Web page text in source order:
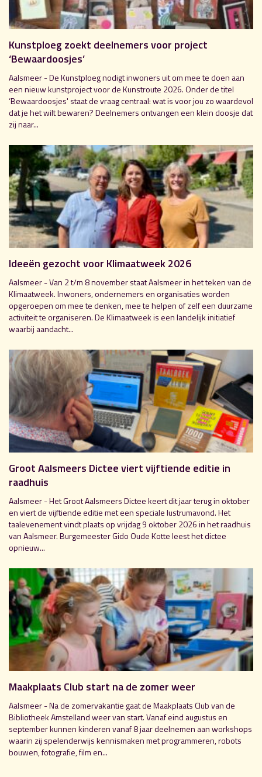
Kunstploeg zoekt deelnemers voor project
‘Bewaardoosjes’
Aalsmeer - De Kunstploeg nodigt inwoners uit om mee te doen aan
een nieuw kunstproject voor de Kunstroute 2026. Onder de titel
‘Bewaardoosjes' staat de vraag centraal: wat is voor jou zo waardevol
dat je het wilt bewaren? Deelnemers ontvangen een klein doosje dat
zij naar...
Ideeën gezocht voor Klimaatweek 2026
Aalsmeer - Van 2 t/m 8 november staat Aalsmeer in het teken van de
Klimaatweek. Inwoners, ondernemers en organisaties worden
opgeroepen om mee te denken, mee te helpen of zelf een duurzame
activiteit te organiseren. De Klimaatweek is een landelijk initiatief
waarbij aandacht...
Groot Aalsmeers Dictee viert vijftiende editie in
raadhuis
Aalsmeer - Het Groot Aalsmeers Dictee keert dit jaar terug in oktober
en viert de vijftiende editie met een speciale lustrumavond. Het
taalevenement vindt plaats op vrijdag 9 oktober 2026 in het raadhuis
van Aalsmeer. Burgemeester Gido Oude Kotte leest het dictee
opnieuw...
Maakplaats Club start na de zomer weer
Aalsmeer - Na de zomervakantie gaat de Maakplaats Club van de
Bibliotheek Amstelland weer van start. Vanaf eind augustus en
september kunnen kinderen vanaf 8 jaar deelnemen aan workshops
waarin zij spelenderwijs kennismaken met programmeren, robots
bouwen, fotografie, film en...